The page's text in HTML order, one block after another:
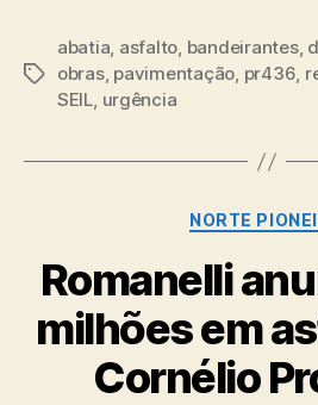
Tags
abatia, asfalto, bandeirantes,
obras, pavimentação, pr436,
SEIL, urgência
NORTE
Romanelli
milhões em
Cornélio